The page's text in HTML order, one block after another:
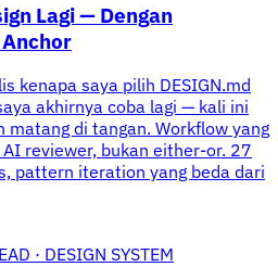
Lagi — Dengan
kenapa saya pilih DESIGN.md
akhirnya coba lagi — kali ini
matang di tangan. Workflow yang
reviewer, bukan either-or. 27
pattern iteration yang beda dari
· DESIGN SYSTEM